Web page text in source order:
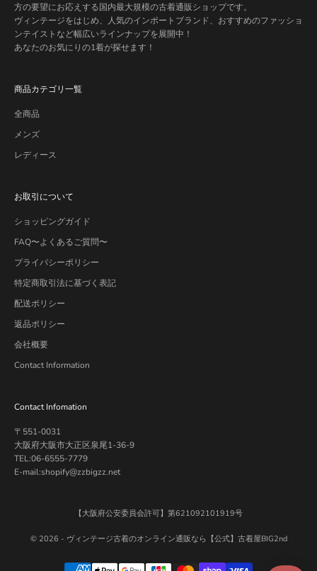
方の要望にお応えする国内最大規模の古着通販ショップです。
ヴィンテージをはじめ、人気のインポートブランド、おすすめのファッショ
ンテイストなど幅広いラインナップを展開中！
あなたのお気にりの1着が探せます！
商品カテゴリ一覧
全商品
メンズ
レディース
お取引について
ショッピングガイド
FAQ〜よくあるご質問〜
プライバシーポリシー
特定商取引法に基づく表記
配送ポリシー
返品ポリシー
会社概要
Contact Information
Contact Infomation
〒551-0031
大阪府大阪市大正区泉尾1-36-9
TEL:06-6555-7779
E-mail:shopify@zzbigzz.net
【大阪府公安委員会許可】第621092101919号
© 2026 - ヴィンテージ古着のオンライン通販なら【公式】古着屋BIG2nd